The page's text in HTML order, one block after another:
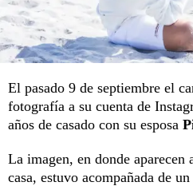
El pasado 9 de septiembre el
fotografía a su cuenta de
años de casado con su esposa
La imagen, en donde aparecen
casa, estuvo acompañada de